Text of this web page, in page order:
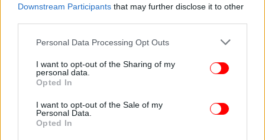
Downstream Participants that may further disclose it to other
Please note that this website/app uses one or more Google
not limited to your visit or usage behaviour. You may click to
grant or deny consent to Google and its third-party tags to
use your data for below specified purposes in below Google
consent section.
Personal Data Processing Opt Outs
I want to opt-out of the Sharing of my
personal data.
Opted In
I want to opt-out of the Sale of my
Personal Data.
Opted In
Burnout: 6 σημάδια που μαρτυρουν ότι είσαι στα
όρια ψυχικής και σωματικής εξουθένωσης